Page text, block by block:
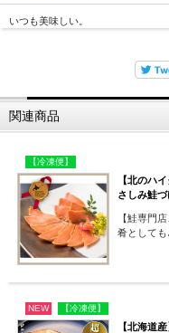
いつも美味しい。
関連商品
【冷凍便】
【北のハ
さしみ鮭
【鮭専門
肴としても
NEW 【冷凍便】
【北海道